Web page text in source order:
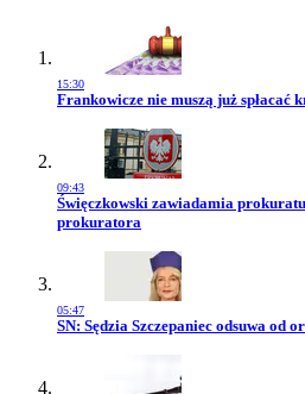
15:30
Przejdź do artykułu:
Frankowicze nie muszą już spłacać
09:43
Przejdź do artykułu:
Święczkowski zawiadamia
prokuratora
05:47
Przejdź do artykułu:
SN: Sędzia Szczepaniec odsuwa od